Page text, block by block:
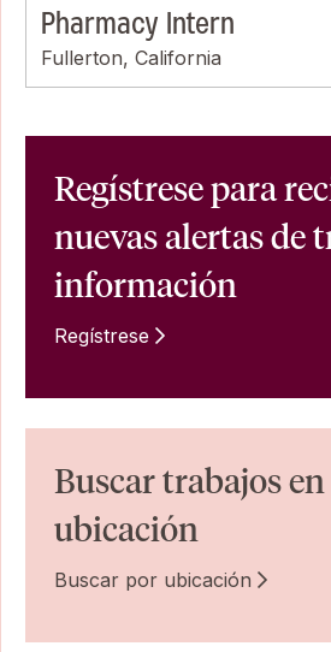
Pharmacy Intern
Fullerton, California
Regístrese para
nuevas alertas de
información
Regístrese
Buscar trabajos
ubicación
Buscar por ubicación